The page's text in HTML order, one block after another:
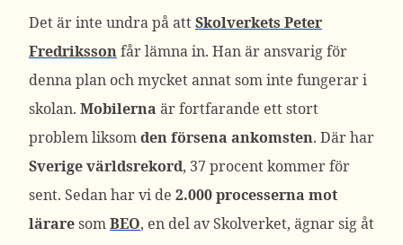
Det är inte undra på attSkolverkets Peter
Fredrikssonfår lämna in. Han är ansvarig för
denna plan och mycket annat som inte fungerar i
skolan. Mobilerna är fortfarande ett stort
problem liksomden försena ankomsten. Där har
Sverige världsrekord, 37 procent kommer för
sent. Sedan har vi de 2.000 processerna mot
läraresomBEO, en del av Skolverket, ägnar sig åt